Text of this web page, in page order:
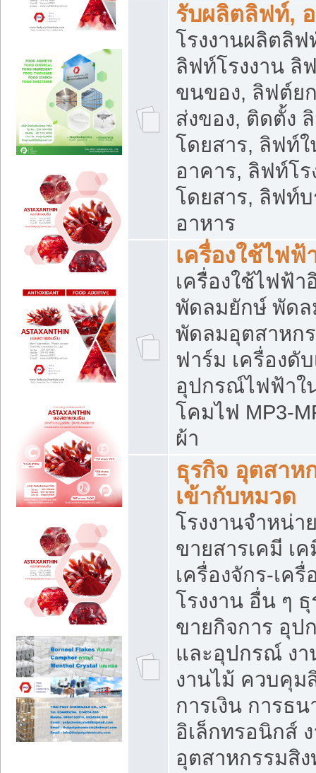
รับผลิตลิฟท์,
โรงงานผลิตลิ
ลิฟท์โรงงาน ลิ
ขนของ, ลิฟต์ย
ส่งของ, ติดตั้ง
โดยสาร, ลิฟท์
อาคาร, ลิฟท์โ
โดยสาร, ลิฟท์
อาหาร
เครื่องใช้ไฟฟ้
เครื่องใช้ไฟฟ้า
พัดลมยักษ์ พัด
พัดลมอุตสาหก
ฟาร์ม เครื่องดั
อุปกรณ์ไฟฟ้าใ
โคมไฟ MP3-
ผ้า
ธุรกิจ อุตสาห
เข้ากับหมวด
โรงงานจำหน่
ขายสารเคมี เ
เครื่องจักร-เค
โรงงาน อื่น ๆ
ขายกิจการ อุป
และอุปกรณ์ ง
งานไม้ ควบคุม
การเงิน การธ
อิเล็กทรอนิกส์
อุตสาหกรรมสิ